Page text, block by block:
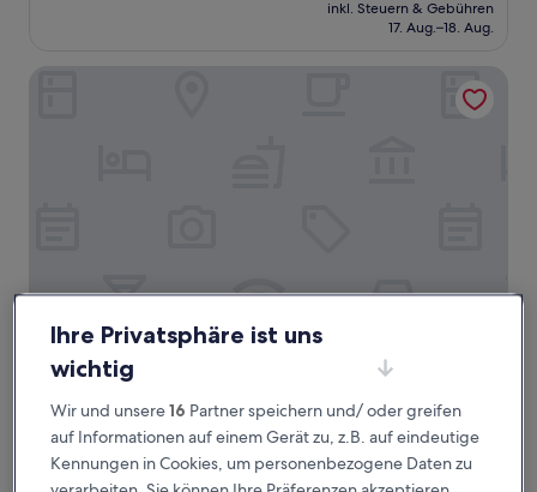
Bewertungen)
beträgt
inkl. Steuern & Gebühren
17. Aug.–18. Aug.
Hampton Inn Acworth
Hampton Inn Acworth
Sterne-
Unterkunft
8.8
von
8,8/10 Hervorragend
Der
Ihre Privatsphäre ist uns
wichtig
Wir und unsere16 Partner speichern und/ oder greifen
auf Informationen auf einem Gerät zu, z.B. auf eindeutige
Kennungen in Cookies, um personenbezogene Daten zu